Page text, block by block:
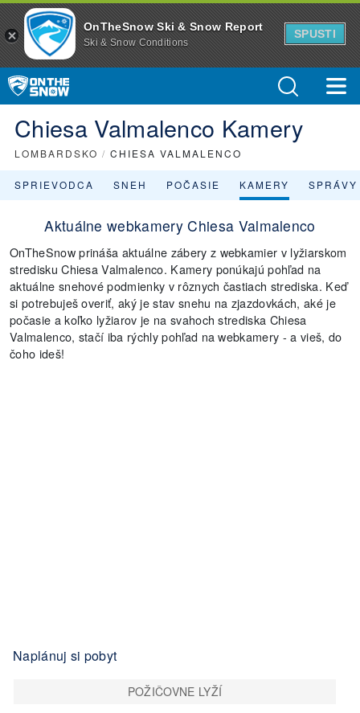
OnTheSnow Ski & Snow Report
Ski & Snow Conditions
SPUSTI
Chiesa Valmalenco Kamery
LOMBARDSKO / CHIESA VALMALENCO
SPRIEVODCA SNEH POČASIE KAMERY
Aktuálne webkamery Chiesa Valmalenco
OnTheSnow prináša aktuálne zábery z webkamier v lyžiarskom
stredisku Chiesa Valmalenco. Kamery ponúkajú pohľad na
aktuálne snehové podmienky v rôznych častiach strediska. Keď
si potrebuješ overiť, aký je stav snehu na zjazdovkách, aké je
počasie a koľko lyžiarov je na svahoch strediska Chiesa
Valmalenco, stačí iba rýchly pohľad na webkamery - a vieš, do
čoho ideš!
Naplánuj si pobyt
POŽIČOVNE LYŽÍ